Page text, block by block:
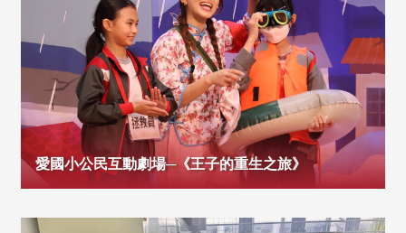
愛國小公民互動劇場─《王子的重生之旅》